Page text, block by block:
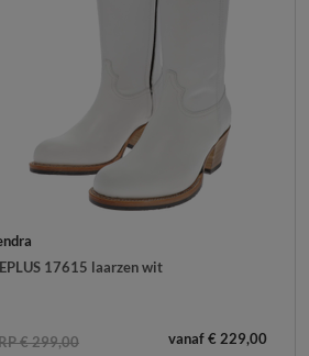
17615 laarzen wit
€ 299,00 vanaf € 229,00